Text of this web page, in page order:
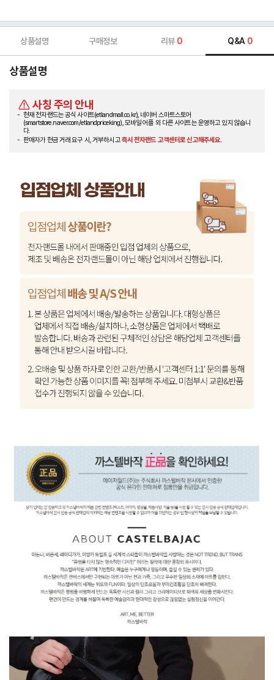
상품설명 구매정보 리뷰 0 Q&A 0
상품설명
사칭 주의 안내
현재 전자랜드는 공식 사이트(etlandmall.co.kr), 네이버 스마트스토어
(smartstore.naver.com/etlandpriceking), 모바일 어플 외 다른 사이트는 운영하고 있지 않습니
다.
판매자가 현금 거래 요구 시, 거부하시고즉시 전자랜드 고객센터로 신고해주세요.